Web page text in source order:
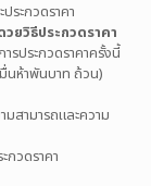
ระกวดราคา
ยวิธีประกวดราคา
รประกวดราคาครั้งนี้
นห้าพันบาท ถ้วน)
สามารถและความ
กวดราคา